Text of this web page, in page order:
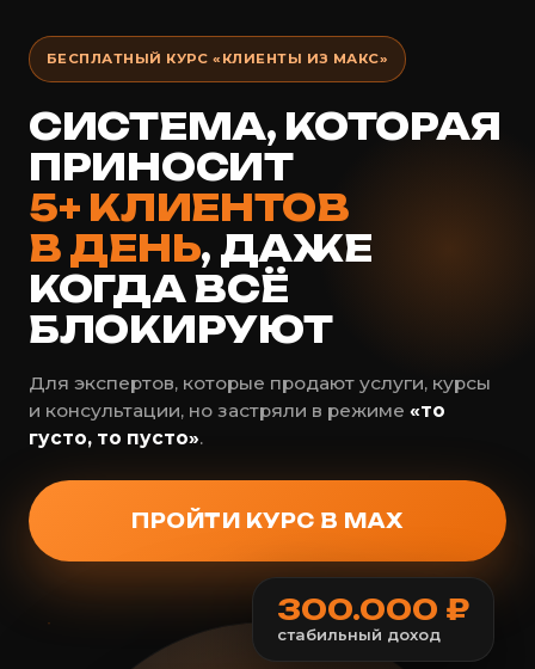
БЕСПЛАТНЫЙ КУРС «КЛИЕНТЫ ИЗ МАКС»
СИСТЕМА, КОТОРАЯ
ПРИНОСИТ
5+ КЛИЕНТОВ
В ДЕНЬ, ДАЖЕ
КОГДА ВСЁ
БЛОКИРУЮТ
Для экспертов, которые продают услуги, курсы
и консультации, но застряли в режиме «то
густо, то пусто».
ПРОЙТИ КУРС В MAX
300.000 ₽
стабильный доход